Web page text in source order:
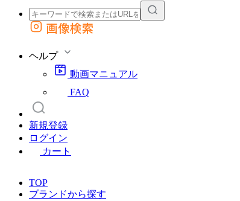
外部サイトの商品をカートに追加
画像検索
ヘルプ
動画マニュアル
FAQ
新規登録
ログイン
カート
TOP
ブランドから探す